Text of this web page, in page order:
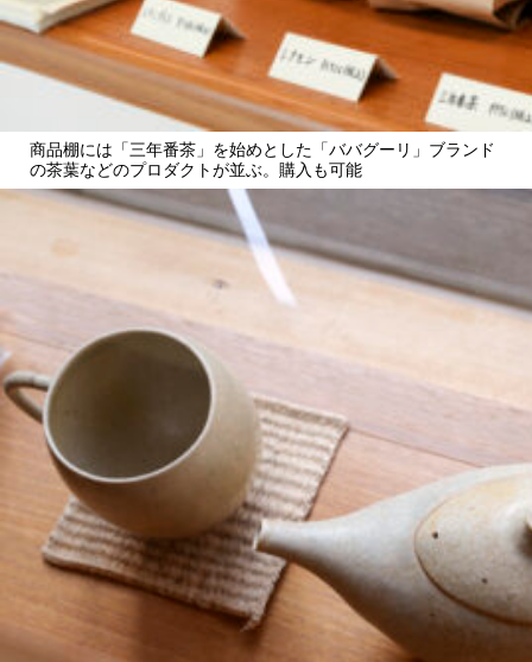
商品棚には「三年番茶」を始めとした「ババグーリ」ブランド
の茶葉などのプロダクトが並ぶ。購入も可能